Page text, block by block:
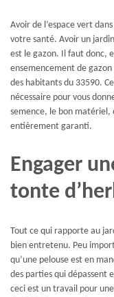
Avoir de l’espace vert
votre santé. Avoir un
est le gazon. Il faut donc,
ensemencement de
des habitants du 33590.
nécessaire pour vous
semence, le bon matériel,
entièrement garanti.
Engager
tonte
Tout ce qui rapporte au
bien entretenu. Peu
qu’une pelouse est en
des parties qui dépassent
ceci est un travail pour